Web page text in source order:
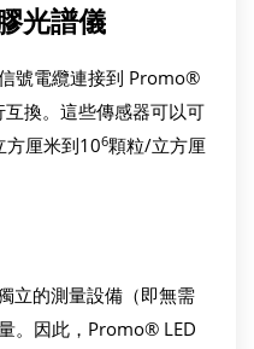
光譜儀
號電纜連接到 Promo®
換。這些傳感器可以可
方厘米到106顆粒/立方厘
立的測量設備（即無需
。因此，Promo® LED